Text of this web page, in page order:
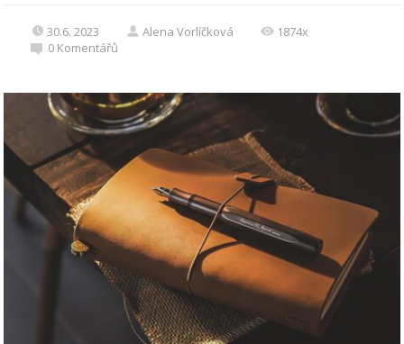
30.6. 2023 Alena Vorlíčková
1874x
0 Komentářů